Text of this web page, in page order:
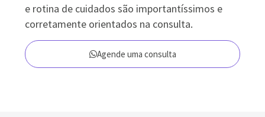
e rotina de cuidados são importantíssimos e
corretamente orientados na consulta.
Agende uma consulta